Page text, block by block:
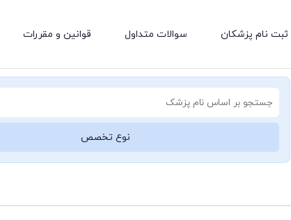
ثبت نام پزشکان سوالات متداول قوانین و مقررات
نوع تخصص